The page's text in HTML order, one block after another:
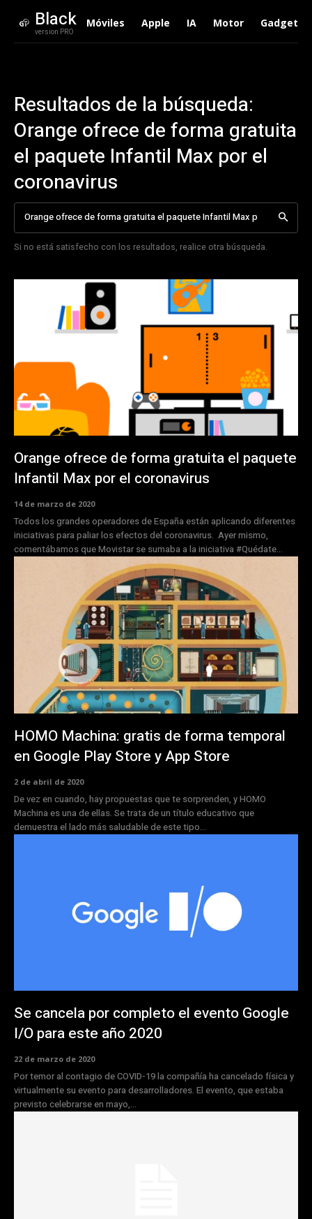
Black
version PRO
Móviles Apple IA Motor Gadgets
Resultados de la búsqueda:
Orange ofrece de forma gratuita
el paquete Infantil Max por el
coronavirus
Si no está satisfecho con los resultados, realice otra búsqueda.
Orange ofrece de forma gratuita el paquete
Infantil Max por el coronavirus
14 de marzo de 2020
Todos los grandes operadores de España están aplicando diferentes
iniciativas para paliar los efectos del coronavirus. Ayer mismo,
comentábamos que Movistar se sumaba a la iniciativa #Quédate...
HOMO Machina: gratis de forma temporal
en Google Play Store y App Store
2 de abril de 2020
De vez en cuando, hay propuestas que te sorprenden, y HOMO
Machina es una de ellas. Se trata de un título educativo que
demuestra el lado más saludable de este tipo...
Se cancela por completo el evento Google
I/O para este año 2020
22 de marzo de 2020
Por temor al contagio de COVID-19 la compañía ha cancelado física y
virtualmente su evento para desarrolladores. El evento, que estaba
previsto celebrarse en mayo,...